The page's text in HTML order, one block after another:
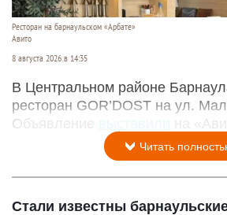
Ресторан на барнаульском «Арбате»
Авито
8 августа 2026 в 14:35
В Центральном районе
ресторан GOR’DOST на ул.
Объявление
на
Читать
Стали известны